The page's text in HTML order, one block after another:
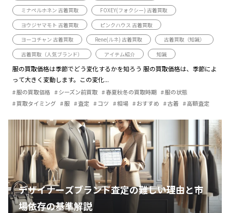
ミナペルホネン 古着買取
FOXEY(フォクシー) 古着買取
ヨウジヤマモト 古着買取
ピンクハウス 古着買取
ヨーコチャン 古着買取
Rene(ルネ) 古着買取
古着買取（知識）
古着買取（人気ブランド）
アイテム紹介 知識
服の買取価格は季節でどう変化するかを知ろう 服の買取価格は、季節によ
って大きく変動します。この変化...
服の買取価格 シーズン前買取 春夏秋冬の買取時期
服の状態
買取タイミング
服 査定 コツ 相場 おすすめ 古着 高額査定
デザイナーズブランド査定の難しい理由と市
場依存の基準解説